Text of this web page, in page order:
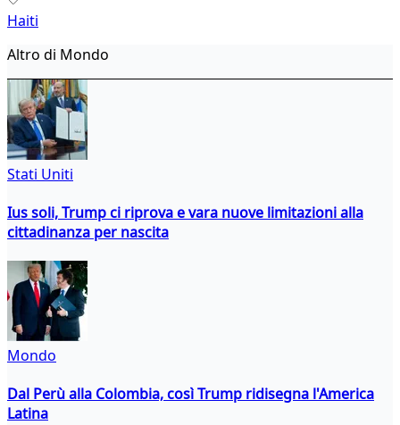
Haiti
Altro di Mondo
Stati Uniti
Ius soli, Trump ci riprova e vara nuove limitazioni alla
cittadinanza per nascita
Mondo
Dal Perù alla Colombia, così Trump ridisegna l'America
Latina